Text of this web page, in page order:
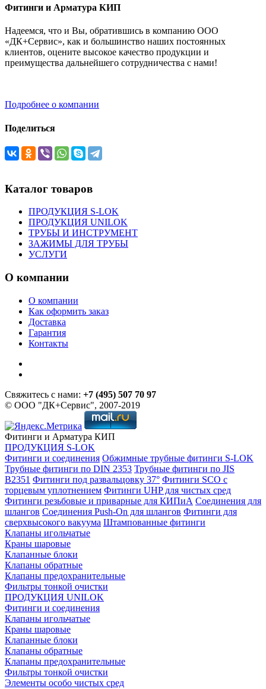
Фитинги и Арматура КИП
Надеемся, что и Вы, обратившись в компанию ООО
«ДК+Сервис», как и большинство наших постоянных
клиентов, оцените высокое качество продукции и
преимущества дальнейшего сотрудничества с нами!
Подробнее о компании
Поделиться
Каталог товаров
ПРОДУКЦИЯ S-LOK
ПРОДУКЦИЯ UNILOK
ТРУБЫ И ИНСТРУМЕНТ
ЗАЖИМЫ ДЛЯ ТРУБЫ
УСЛУГИ
О компании
О компании
Как оформить заказ
Доставка
Гарантия
Контакты
Свяжитесь с нами: +7 (495) 507 70 97
© ООО "ДК+Сервис", 2007-2019
Фитинги и Арматура КИП
ПРОДУКЦИЯ S-LOK
Фитинги и соединения Обжимные трубные фитинги S-LOK
Трубные фитинги по DIN 2353 Трубные фитинги по JIS
B2351 Фитинги под развальцовку 37° Фитинги SCO с
торцевым уплотнением Фитинги UHP для чистых сред
Фитинги резьбовые и приварные для КИПиА Соединения для
шлангов Соединения Push-On для шлангов Фитинги для
сверхвысокого вакуума Штампованные фитинги
Клапаны игольчатые
Краны шаровые
Клапанные блоки
Клапаны обратные
Клапаны предохранительные
Фильтры тонкой очистки
ПРОДУКЦИЯ UNILOK
Фитинги и соединения
Клапаны игольчатые
Краны шаровые
Клапанные блоки
Клапаны обратные
Клапаны предохранительные
Фильтры тонкой очистки
Элементы особо чистых сред